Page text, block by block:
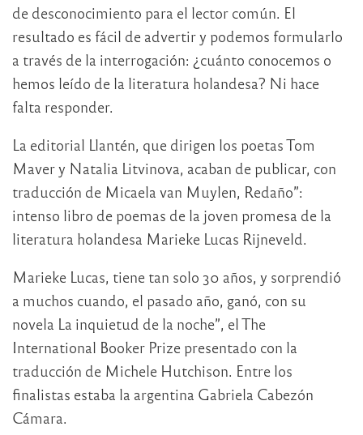
de desconocimiento para el lector común. El
resultado es fácil de advertir y podemos formularlo
a través de la interrogación: ¿cuánto conocemos o
hemos leído de la literatura holandesa? Ni hace
falta responder.
La editorial Llantén, que dirigen los poetas Tom
Maver y Natalia Litvinova, acaban de publicar, con
traducción de Micaela van Muylen, Redaño”:
intenso libro de poemas de la joven promesa de la
literatura holandesa Marieke Lucas Rijneveld.
Marieke Lucas, tiene tan solo 30 años, y sorprendió
a muchos cuando, el pasado año, ganó, con su
novela La inquietud de la noche”, el The
International Booker Prize presentado con la
traducción de Michele Hutchison. Entre los
finalistas estaba la argentina Gabriela Cabezón
Cámara.